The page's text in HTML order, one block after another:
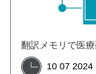
翻訳メモリで医
10 07 2024